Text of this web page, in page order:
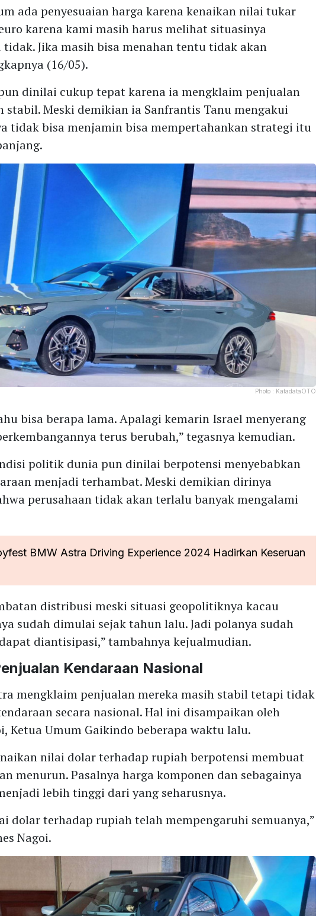
ada penyesuaian harga karena kenaikan nilai tukar
karena kami masih harus melihat situasinya
tidak. Jika masih bisa menahan tentu tidak akan
(16/05).
dinilai cukup tepat karena ia mengklaim penjualan
stabil. Meski demikian ia Sanfrantis Tanu mengakui
tidak bisa menjamin bisa mempertahankan strategi itu
Photo : KatadataOTO
bisa berapa lama. Apalagi kemarin Israel menyerang
terus berubah,” tegasnya kemudian.
politik dunia pun dinilai berpotensi menyebabkan
menjadi terhambat. Meski demikian dirinya
perusahaan tidak akan terlalu banyak mengalami
BMW Astra Driving Experience 2024 Hadirkan Keseruan
distribusi meski situasi geopolitiknya kacau
sudah dimulai sejak tahun lalu. Jadi polanya sudah
diantisipasi,” tambahnya kejualmudian.
Kendaraan Nasional
mengklaim penjualan mereka masih stabil tetapi tidak
secara nasional. Hal ini disampaikan oleh
Ketua Umum Gaikindo beberapa waktu lalu.
nilai dolar terhadap rupiah berpotensi membuat
menurun. Pasalnya harga komponen dan sebagainya
lebih tinggi dari yang seharusnya.
dolar terhadap rupiah telah mempengaruhi semuanya,”
Nagoi.